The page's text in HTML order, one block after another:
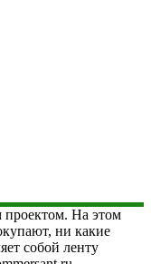
проектом. На этом
ни какие
собой ленту